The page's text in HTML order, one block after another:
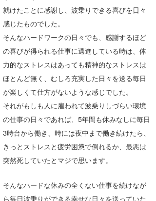
就けたことに感謝し、波乗りできる喜びを日々
感じたものでした。
そんなハードワークの日々でも、感謝するほど
の喜びが得られる仕事に邁進している時は、体
力的なストレスはあっても精神的なストレスは
ほとんど無く、むしろ充実した日々を送る毎日
が楽しくて仕方がないような感じでした。
それがもしも人に雇われて波乗りしづらい環境
の仕事の日々であれば、5年間も休みなしに毎日
3時台から働き、時には夜中まで働き続けたら、
きっとストレスと疲労困憊で倒れるか、最悪は
突然死していたとマジで思います。
そんなハードな休みの全くない仕事を続けなが
ら毎日波乗りができる幸せな日々を送っていた